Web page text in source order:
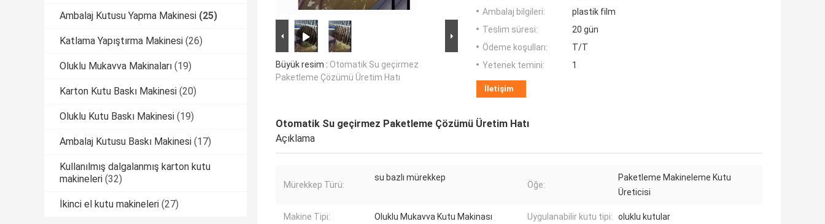
Ambalaj Kutusu Yapma Makinesi (25)
Katlama Yapıştırma Makinesi (26)
Oluklu Mukavva Makinaları (19)
Karton Kutu Baskı Makinesi (20)
Oluklu Kutu Baskı Makinesi (19)
Ambalaj Kutusu Baskı Makinesi (17)
Kullanılmış dalgalanmış karton kutu
makineleri (32)
İkinci el kutu makineleri (27)
Büyük resim : Otomatik Su geçirmez
Paketleme Çözümü Üretim Hatı
Ambalaj bilgileri:
plastik film
Teslim süresi:
20 gün
Ödeme koşulları:
T/T
Yetenek temini:
1
İletişim
Otomatik Su geçirmez Paketleme Çözümü Üretim Hatı
Açıklama
Mürekkep Türü:
su bazlı mürekkep
Öğe:
Paketleme Makineleme Kutu
Üreticisi
Makine Tipi: Oluklu Mukavva Kutu Makinası Uygulanabilir kutu tipi: oluklu kutular